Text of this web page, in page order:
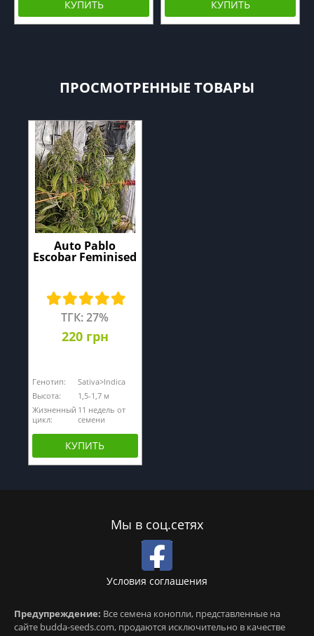
КУПИТЬ КУПИТЬ
ПРОСМОТРЕННЫЕ ТОВАРЫ
Auto Pablo
Escobar Feminised
ТГК: 27%
220 грн
Генотип:
Sativa>Indica
Высота:
1,5-1,7 м
Жизненный
цикл:
11 недель от
семени
КУПИТЬ
Мы в соц.сетях
Условия соглашения
Предупреждение: Все семена конопли, представленные на
сайте budda-seeds.com, продаются исключительно в качестве